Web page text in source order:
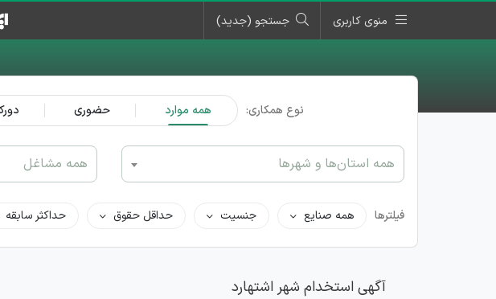
منوی کاربری جستجو (جدید)
نوع همکاری: همه موارد حضوری
همه استان‌ها و شهرها همه مشاغل
فیلترها همه صنایع جنسیت حداقل حقوق حداکثر سابقه
آگهی استخدام شهر اشتهارد